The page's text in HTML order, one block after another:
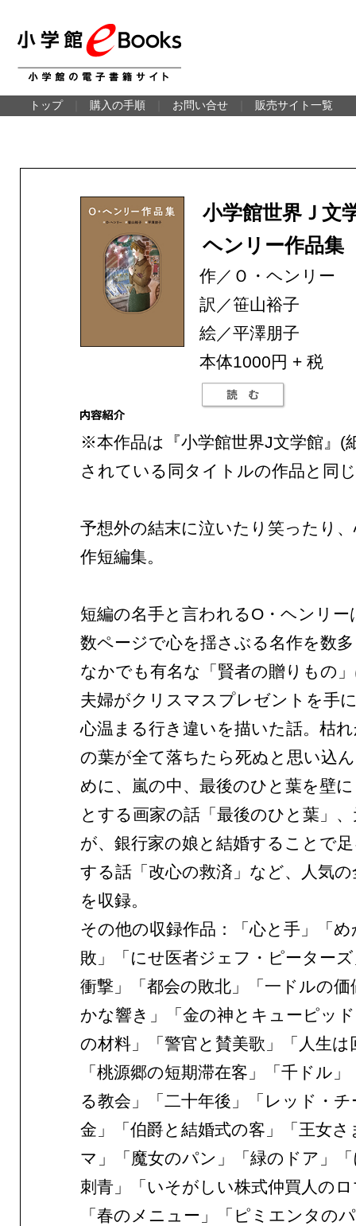
トップ 購入の手順 お問い合せ 販売サイト一覧
小学館世界Ｊ
ヘンリー作品集
作／Ｏ・ヘンリー
訳／笹山裕子
絵／平澤朋子
本体1000円 + 税
※本作品は『小学館世界J文学館』(
されている同タイトルの作品と同
予想外の結末に泣いたり笑ったり
作短編集。
短編の名手と言われるO・ヘンリー
数ページで心を揺さぶる名作を数
なかでも有名な「賢者の贈りもの
夫婦がクリスマスプレゼントを手
心温まる行き違いを描いた話。枯
の葉が全て落ちたら死ぬと思い込
めに、嵐の中、最後のひと葉を壁
とする画家の話「最後のひと葉」
が、銀行家の娘と結婚することで
する話「改心の救済」など、人気
を収録。
その他の収録作品：「心と手」「
敗」「にせ医者ジェフ・ピーター
衝撃」「都会の敗北」「一ドルの価
かな響き」「金の神とキューピッ
の材料」「警官と賛美歌」「人生は
「桃源郷の短期滞在客」「千ドル
る教会」「二十年後」「レッド・
金」「伯爵と結婚式の客」「王女
マ」「魔女のパン」「緑のドア」
刺青」「いそがしい株式仲買人の
「春のメニュー」「ピミエンタの